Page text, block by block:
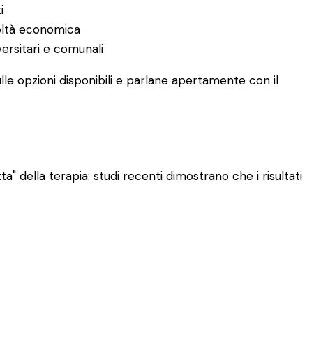
economica
e comunali
opzioni disponibili e parlane apertamente con il
della terapia: studi recenti dimostrano che i risultati